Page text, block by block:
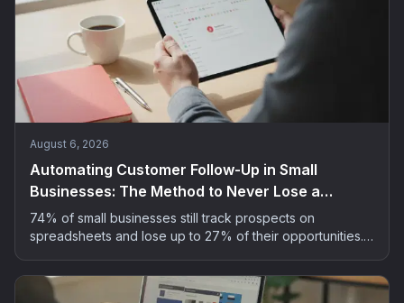
August 6, 2026
Automating Customer Follow-Up in Small
Businesses: The Method to Never Lose a
Prospect
74% of small businesses still track prospects on
spreadsheets and lose up to 27% of their opportunities.
without spending your evenings on it.